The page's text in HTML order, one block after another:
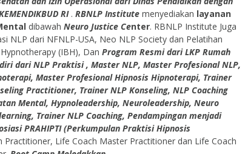
RI . RBNLP Institute menyediakan layanan
dibawah Neuro Justice Center. RBNLP Institute Juga
NLP dari NFNLP-USA, Neo NLP Society dan Pelatihan
(IBH), Dan Program Resmi dari LKP Rumah
dari NLP Praktisi , Master NLP, Master Profesional NLP,
Master Profesional Hipnosis Hipnoterapi, Trainer
Practitioner, Trainer NLP Konseling, NLP Coaching
Mental, Hypnoleadership, Neuroleadership, Neuro
Trainer NLP Coaching, Pendampingan menjadi
PRAHIPTI (Perkumpulan Praktisi Hipnosis
Practitioner, Life Coach Master Practitioner dan Life Coach